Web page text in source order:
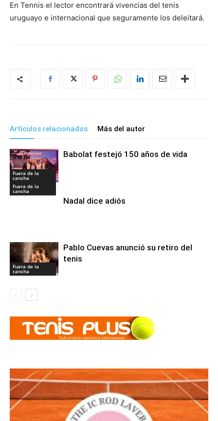
En Tennis el lector encontrará vivencias del tenis
uruguayo e internacional que seguramente los deleitará.
Artículos relacionados Más del autor
Fuera de la
cancha
Babolat festejó 150 años de vida
Fuera de la
cancha
Nadal dice adiós
Fuera de la
cancha
Pablo Cuevas anunció su retiro del
tenis